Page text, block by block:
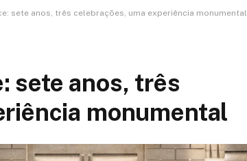
sete anos, três celebrações, uma experiência monumental
sete anos, três
monumental